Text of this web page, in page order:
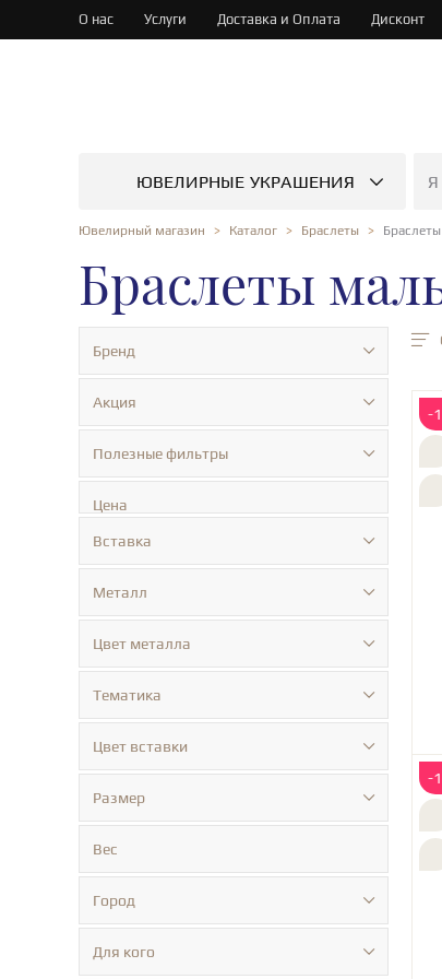
О нас Услуги Доставка и Оплата Дисконт
ЮВЕЛИРНЫЕ УКРАШЕНИЯ
Ювелирный магазин Каталог Браслеты
Браслеты
Бренд
Акция
Полезные фильтры
Цена
Вставка
Металл
Цвет металла
Тематика
Цвет вставки
Размер
Вес
Город
Для кого
-
-